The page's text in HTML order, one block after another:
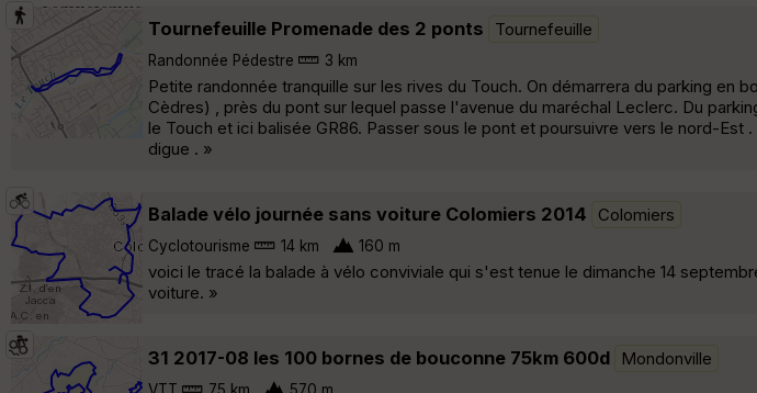
Tournefeuille Promenade des 2 ponts Tournefeuille
Randonnée Pédestre 3 km
Petite randonnée tranquille sur les rives du Touch. On démarrera du parking en
Cèdres) , près du pont sur lequel passe l'avenue du maréchal Leclerc. Du
le Touch et ici balisée GR86. Passer sous le pont et poursuivre vers le nord-Est
digue . »
Balade vélo journée sans voiture Colomiers 2014 Colomiers
Cyclotourisme 14 km 160 m
voici le tracé la balade à vélo conviviale qui s'est tenue le dimanche 14
voiture. »
31 2017-08 les 100 bornes de bouconne 75km 600d Mondonville
VTT 75 km 570 m